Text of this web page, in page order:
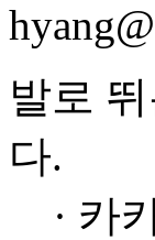
발로
다.
· 카